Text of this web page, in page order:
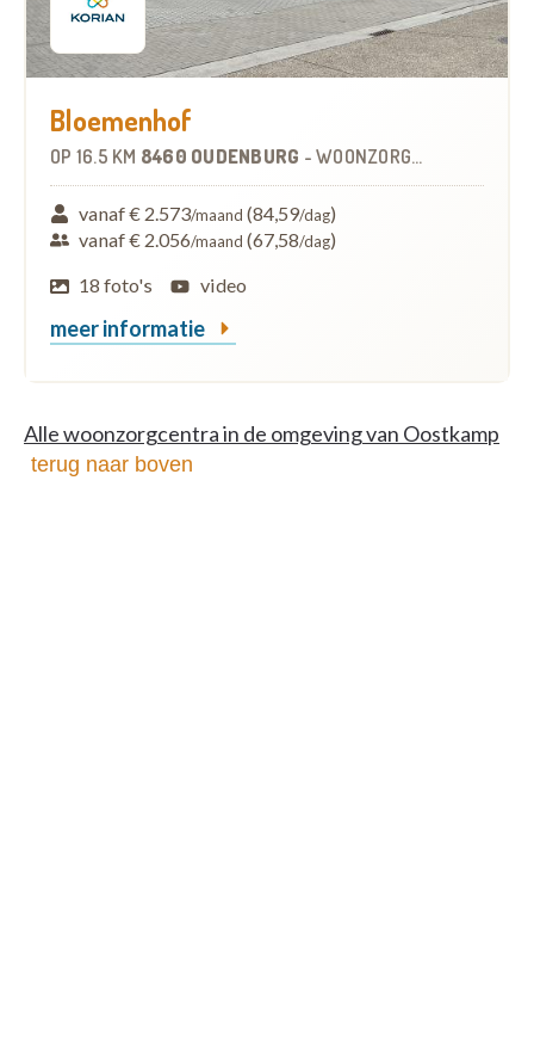
Bloemenhof
OP 16.5 KM 8460 OUDENBURG - WOONZORGCENTRUM (WZC)
vanaf € 2.573/maand (84,59/dag)
vanaf € 2.056/maand (67,58/dag)
18 foto's
video
meer informatie
Alle woonzorgcentra in de omgeving van Oostkamp
terug naar boven